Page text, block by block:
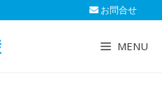
お問合せ
MENU